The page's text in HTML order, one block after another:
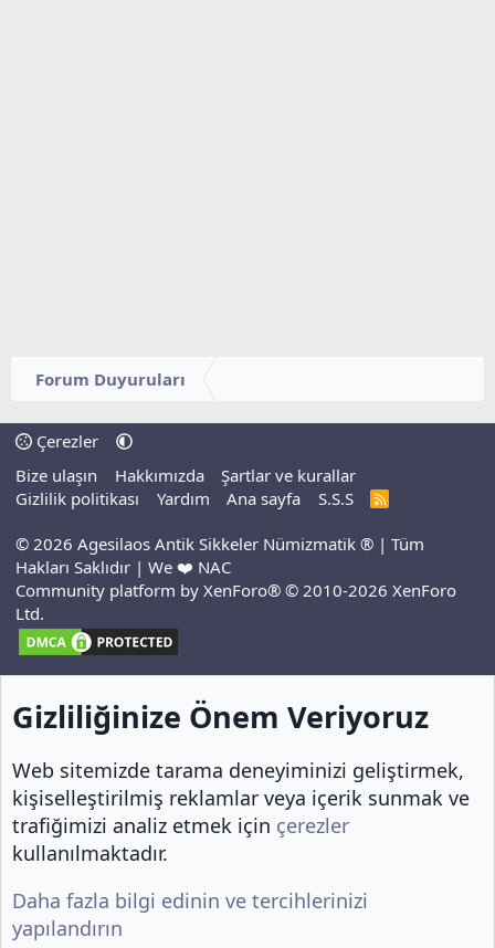
Forum Duyuruları
Çerezler
Bize ulaşın
Hakkımızda
Şartlar ve kurallar
Gizlilik politikası
Yardım Ana sayfa S.S.S
R
S
© 2026 Agesilaos Antik Sikkeler Nümizmatik ® | Tüm
Hakları Saklıdır | We ❤️ NAC
Community platform by XenForo® © 2010-2026 XenForo
Ltd.
Gizliliğinize Önem Veriyoruz
Web sitemizde tarama deneyiminizi geliştirmek,
kişiselleştirilmiş reklamlar veya içerik sunmak ve
trafiğimizi analiz etmek için çerezler
kullanılmaktadır.
Daha fazla bilgi edinin ve tercihlerinizi
yapılandırın